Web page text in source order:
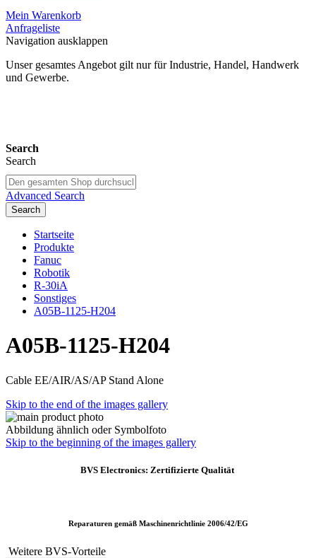
Mein Warenkorb
Anfrageliste
Navigation ausklappen
Unser gesamtes Angebot gilt nur für Industrie, Handel, Handwerk
und Gewerbe.
Search
Search
Advanced Search
Search
Startseite
Produkte
Fanuc
Robotik
R-30iA
Sonstiges
A05B-1125-H204
A05B-1125-H204
Cable EE/AIR/AS/AP Stand Alone
Skip to the end of the images gallery
Abbildung ähnlich oder Symbolfoto
Skip to the beginning of the images gallery
BVS Electronics: Zertifizierte Qualität
Reparaturen gemäß Maschinenrichtlinie 2006/42/EG
Weitere BVS-Vorteile